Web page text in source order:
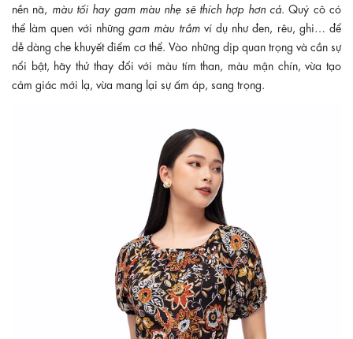
nền nã, màu tối hay gam màu nhẹ sẽ thích hợp hơn cả . Quý cô có
thể làm quen với những gam màu trầmví dụ như đen, rêu, ghi… để
dễ dàng che khuyết điểm cơ thể. Vào những dịp quan trọng và cần sự
nổi bật, hãy thử thay đổi với màu tím than, màu mận chín, vừa tạo
cảm giác mới lạ, vừa mang lại sự ấm áp, sang trọng.